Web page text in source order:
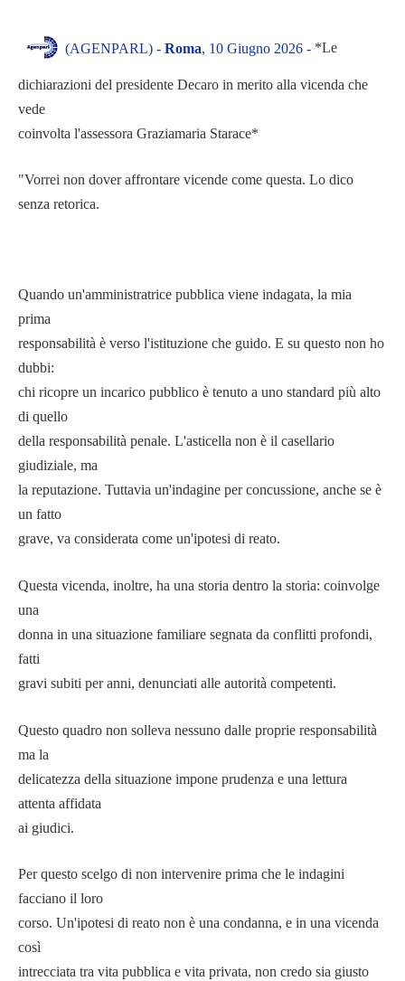
(AGENPARL) - Roma, 10 Giugno 2026 - *Le
dichiarazioni del presidente Decaro in merito alla vicenda che
vede
coinvolta l'assessora Graziamaria Starace*
"Vorrei non dover affrontare vicende come questa. Lo dico
senza retorica.
Quando un'amministratrice pubblica viene indagata, la mia
prima
responsabilità è verso l'istituzione che guido. E su questo non ho
dubbi:
chi ricopre un incarico pubblico è tenuto a uno standard più alto
di quello
della responsabilità penale. L'asticella non è il casellario
giudiziale, ma
la reputazione. Tuttavia un'indagine per concussione, anche se è
un fatto
grave, va considerata come un'ipotesi di reato.
Questa vicenda, inoltre, ha una storia dentro la storia: coinvolge
una
donna in una situazione familiare segnata da conflitti profondi,
fatti
gravi subiti per anni, denunciati alle autorità competenti.
Questo quadro non solleva nessuno dalle proprie responsabilità
ma la
delicatezza della situazione impone prudenza e una lettura
attenta affidata
ai giudici.
Per questo scelgo di non intervenire prima che le indagini
facciano il loro
corso. Un'ipotesi di reato non è una condanna, e in una vicenda
così
intrecciata tra vita pubblica e vita privata, non credo sia giusto